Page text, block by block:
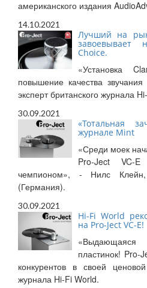
американского издания
14.10.2021
Лучший на
завоевывает
Choice.
«Установка
повышение качества
эксперт британского журнала
30.09.2021
«Тотальная
журнале Mint
«Среди моек
Pro-Ject VC-E
чемпионом», - Нилс
(Германия).
30.09.2021
Hi-Fi World
на Pro-Ject VC-E!
пластинок! Pro-
конкурентов в своей
журнала Hi-Fi World.